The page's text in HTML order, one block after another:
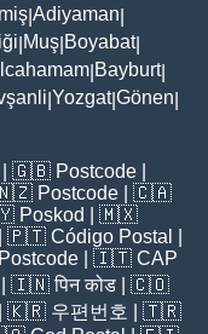
Adiyaman
Muş Boyabat|
Bayburt|
Yozgat|Gönen
| 🇬🇧 Postcode
🇳🇿 Postcode | 🇨🇦
Poskod
| 🇲🇽
| 🇵🇹 Código Postal
Postcode | 🇮🇹 CAP
| 🇮🇳पिन कोड | 🇨🇴
| 🇰🇷 우편번호
| 🇹🇷